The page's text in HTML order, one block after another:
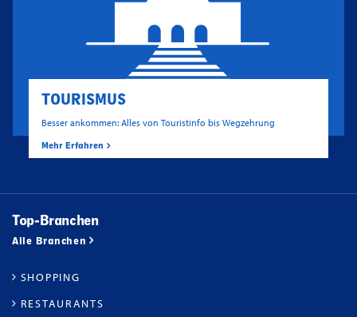
TOURISMUS
Besser ankommen: Alles von Touristinfo bis Wegzehrung
Mehr Erfahren
Top-Branchen
Alle Branchen
SHOPPING
RESTAURANTS